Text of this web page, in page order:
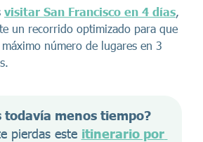
visitar San Francisco en 4 días,
un recorrido optimizado para que
número de lugares en 3
todavía menos tiempo?
pierdas este itinerario por